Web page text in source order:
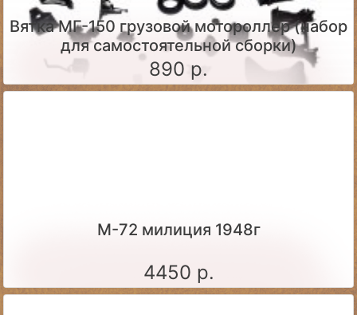
Вятка МГ-150 грузовой мотороллер (набор
для самостоятельной сборки)
890 р.
М-72 милиция 1948г
4450 р.